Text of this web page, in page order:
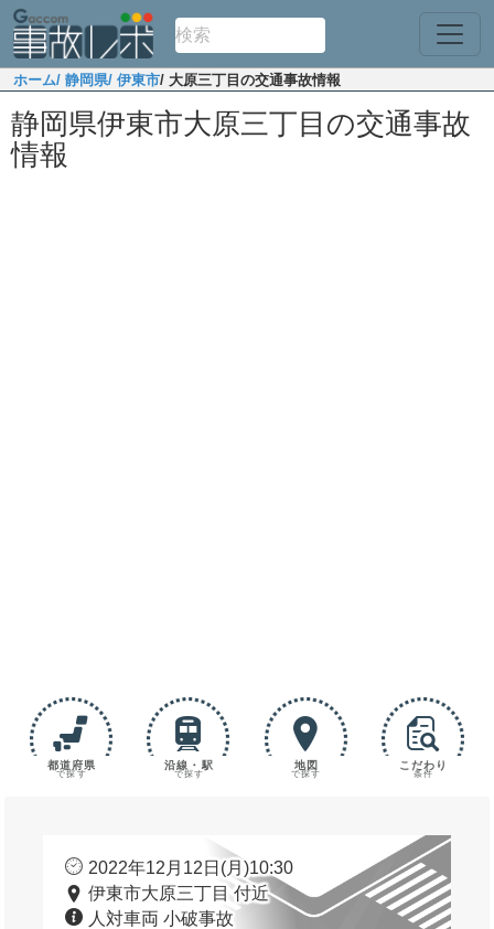
ホーム/ 静岡県/ 伊東市/ 大原三丁目の交通事故情報
静岡県伊東市大原三丁目の交通事故
情報
都道府県
で探す
沿線・駅
で探す
地図
で探す
こだわり
条件
2022年12月12日(月)10:30
伊東市大原三丁目 付近
人対車両 小破事故